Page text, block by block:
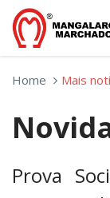
Home Mais
Prova